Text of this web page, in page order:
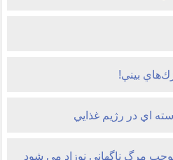
بيني!
اي در رژيم غذايي
مرگ ناگهانی نوزاد می شود